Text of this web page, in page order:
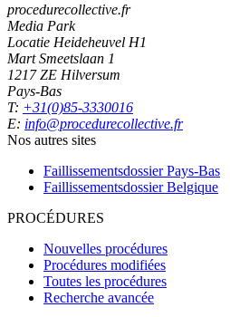
procedurecollective.fr
Media Park
Locatie Heideheuvel H1
Mart Smeetslaan 1
1217 ZE Hilversum
Pays-Bas
T: +31(0)85-3330016
E: info@procedurecollective.fr
Nos autres sites
Faillissementsdossier Pays-Bas
Faillissementsdossier Belgique
PROCÉDURES
Nouvelles procédures
Procédures modifiées
Toutes les procédures
Recherche avancée